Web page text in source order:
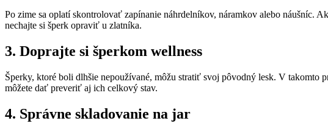
Po zime sa oplatí skontrolovať zapínanie náhrdelníkov, náramkov alebo náušníc.
nechajte si šperk opraviť u zlatníka.
3. Doprajte si šperkom wellness
Šperky, ktoré boli dlhšie nepoužívané, môžu stratiť svoj pôvodný lesk. V takomto
môžete dať preveriť aj ich celkový stav.
4. Správne skladovanie na jar